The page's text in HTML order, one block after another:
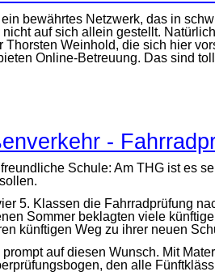
bewährtes Netzwerk, das in
auf sich allein gestellt.
Thorsten Weinhold, die sich hier
Online-Betreuung. Das sind
-
Schule: Am THG ist es
5. Klassen die Fahrradprüfung
Sommer beklagten viele
künftigen Weg zu ihrer neuen
auf diesen Wunsch. Mit
den alle